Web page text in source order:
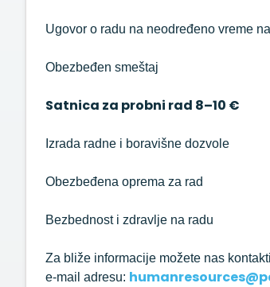
Ugovor o radu na neodređeno vreme
Obezbeđen smeštaj
Satnica za probni rad 8–10 €
Izrada radne i boravišne dozvole
Obezbeđena oprema za rad
Bezbednost i zdravlje na radu
Za bliže informacije možete nas
e-mail adresu: